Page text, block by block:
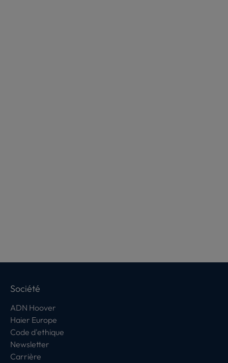
Société
ADN Hoover
Haier Europe
Code d'ethique
Newsletter
Carrière